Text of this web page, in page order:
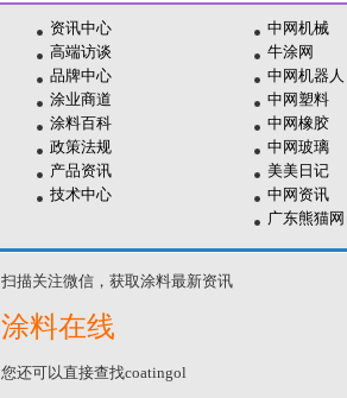
资讯中心
高端访谈
品牌中心
涂业商道
涂料百科
政策法规
产品资讯
技术中心
中网机械
牛涂网
中网机器人
中网塑料
中网橡胶
中网玻璃
美美日记
中网资讯
广东熊猫网
扫描关注微信，获取涂料最新资讯
涂料在线
您还可以直接查找coatingol